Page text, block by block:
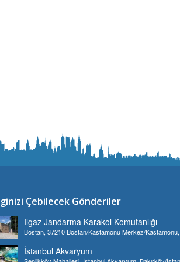
Çebilecek Gönderiler
Ilgaz Jandarma Karakol Komutanlığı
Bostan, 37210 Bostan/Kastamonu Merkez/
İstanbul Akvaryum